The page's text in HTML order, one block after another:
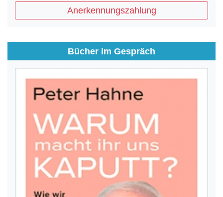
Anerkennungszahlung
Bücher im Gespräch